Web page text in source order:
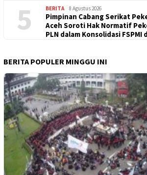
5 BERITA 8 Agustus 2026
Pimpinan Cabang Serikat
Aceh Soroti Hak Normatif
PLN dalam Konsolidasi FSPMI
BERITA POPULER MINGGU INI